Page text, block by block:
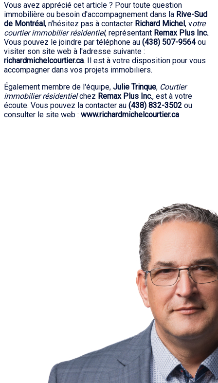
Vous avez apprécié cet article ? Pour toute question
immobilière ou besoin d'accompagnement dans la Rive-Sud
de Montréal, n'hésitez pas à contacter Richard Michel, votre
courtier immobilier résidentiel, représentant Remax Plus Inc..
Vous pouvez le joindre par téléphone au (438) 507-9564ou
visiter son site web à l'adresse suivante :
richardmichelcourtier.ca. Il est à votre disposition pour vous
accompagner dans vos projets immobiliers.
Également membre de l'équipe, Julie Trinque, Courtier
immobilier résidentielchez Remax Plus Inc., est à votre
écoute. Vous pouvez la contacter au (438) 832-3502 ou
consulter le site web : www.richardmichelcourtier.ca